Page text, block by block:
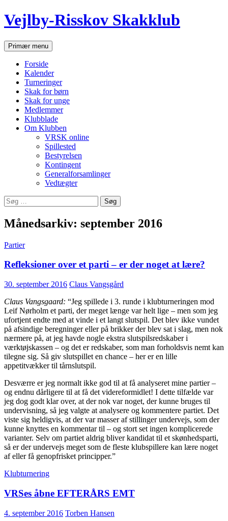
Hop
til
Vejlby-Risskov Skakklub
SøgPrimær menu
Forside
Kalender
Turneringer
Skak for børn
Skak for unge
Medlemmer
Klubblade
Om Klubben
VRSK online
Spillested
Bestyrelsen
Kontingent
Generalforsamlinger
Vedtægter
Søg
efter:
Månedsarkiv: september 2016
Partier
Refleksioner over et parti – er der noget at lære?
30. september 2016 Claus Vangsgård
Claus Vangsgaard: “Jeg spillede i 3. runde i klubturneringen mod
Leif Nørholm et parti, der meget længe var helt lige – men som jeg
ufortjent endte med at vinde i et langt slutspil. Det blev ikke vundet
på afsindige beregninger eller på brikker der blev sat i slag, men nok
nærmere på, at jeg havde nogle ekstra slutspilsredskaber i
værktøjskassen – og det er redskaber, som man forholdsvis nemt kan
tilegne sig. Så giv slutspillet en chance – her er en lille
appetitvækker til tårnslutspil.
Desværre er jeg normalt ikke god til at få analyseret mine partier –
og endnu dårligere til at få det videreformidlet! I dette tilfælde var
jeg dog godt klar over, at der nok var noget, der kunne bruges til
undervisning, så jeg valgte at analysere og kommentere partiet. Det
viste sig heldigvis, at der var masser af stillinger undervejs, som der
kunne knyttes en kommentar til – og stort set ingen komplicerede
varianter. Selv om partiet aldrig bliver kandidat til et skønhedsparti,
så er der undervejs meget som de fleste klubspillere kan lære noget
af eller få genopfrisket principper.”
Klubturnering
VRSes åbne EFTERÅRS EMT
4. september 2016 Torben Hansen